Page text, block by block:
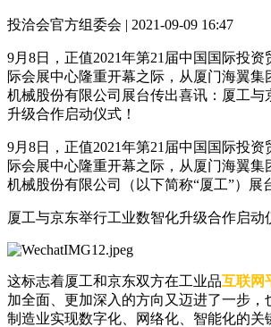
投洽会官方组委会 | 2021-09-09 16:47
9月8日，正值2021年第21届中国国际投资
际会展中心隆重开幕之际，从厦门海翼集
机械股份有限公司展台传出喜讯：厦工与
升级合作启动仪式！
9月8日，正值2021年第21届中国国际投资
际会展中心隆重开幕之际，从厦门海翼集
机械股份有限公司（以下简称“厦工”）展
厦工与京东举行工业数智化升级合作启动
这标志着厦工和京东双方在工业品互联网
加全面、更加深入的方向又迈进了一步，
制造业实现数字化、网络化、智能化的关